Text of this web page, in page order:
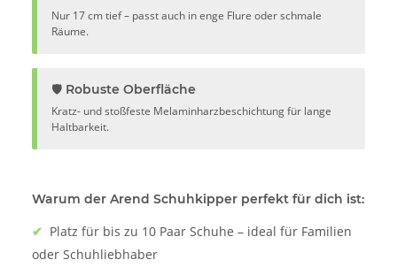
Nur 17 cm tief – passt auch in enge Flure oder schmale
Räume.
🛡️ Robuste Oberfläche
Kratz- und stoßfeste Melaminharzbeschichtung für lange
Haltbarkeit.
Warum der Arend Schuhkipper perfekt für dich ist:
✔ Platz für bis zu 10 Paar Schuhe – ideal für Familien
oder Schuhliebhaber